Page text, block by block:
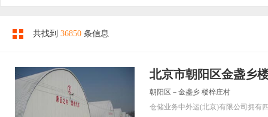
共找到 36850 条信息
北京市朝阳区金盏乡
朝阳区－金盏乡 楼梓庄村
仓储业务中外运(北京)有限公司拥有